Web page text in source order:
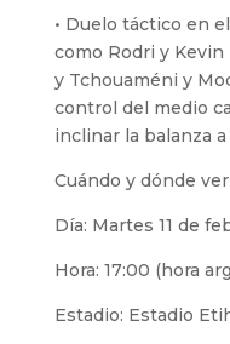
• Duelo táctico en
como Rodri y
y Tchouaméni y
control del medio
inclinar la balanza
Cuándo y dónde
Día: Martes 11 de
Hora: 17:00 (hora
Estadio: Estadio